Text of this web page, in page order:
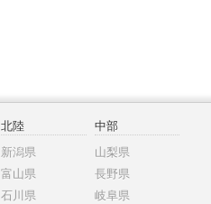
北陸
新潟県
富山県
石川県
中部
山梨県
長野県
岐阜県